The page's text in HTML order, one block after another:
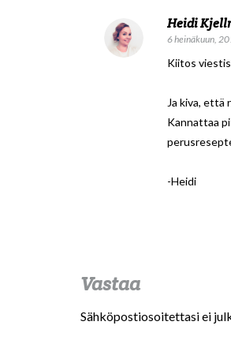
Heidi
6 heinäkuun,
Kiitos
Ja kiva,
Kannattaa
-Heidi
Vastaa
Sähköpostiosoitettasi ei